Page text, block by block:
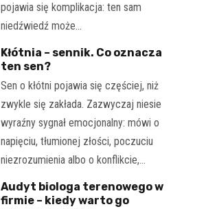
pojawia się komplikacja: ten sam
niedźwiedź może…
Kłótnia – sennik. Co oznacza
ten sen?
Sen o kłótni pojawia się częściej, niż
zwykle się zakłada. Zazwyczaj niesie
wyraźny sygnał emocjonalny: mówi o
napięciu, tłumionej złości, poczuciu
niezrozumienia albo o konflikcie,…
Audyt biologa terenowego w
firmie – kiedy warto go